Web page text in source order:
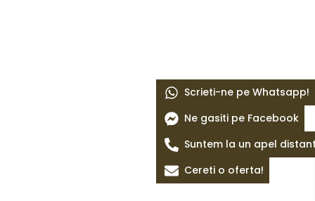
Scrieti-ne pe Whatsapp!
Ne gasiti pe Facebook
Suntem la un apel
Cereti o oferta!